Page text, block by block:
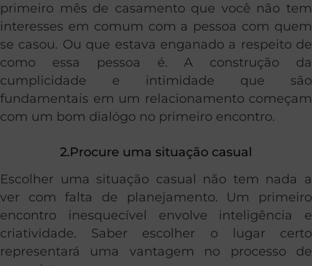
primeiro mês de casamento que você não tem
interesses em comum com a pessoa com quem
se casou. Ou que estava enganado a respeito de
como essa pessoa é. A construção da
cumplicidade e intimidade que são
fundamentais em um relacionamento começam
com um bom dialógo no primeiro encontro.
2.Procure uma situação casual
Escolher uma situação casual não tem nada a
ver com falta de planejamento. Um primeiro
encontro inesquecível envolve inteligência e
criatividade. Saber escolher o lugar certo
representará uma vantagem no processo de